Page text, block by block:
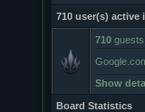
710 user(s) active
710 guests,
Show
Board Statistics